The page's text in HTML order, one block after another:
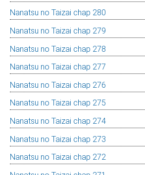
Nanatsu no Taizai chap 280
Nanatsu no Taizai chap 279
Nanatsu no Taizai chap 278
Nanatsu no Taizai chap 277
Nanatsu no Taizai chap 276
Nanatsu no Taizai chap 275
Nanatsu no Taizai chap 274
Nanatsu no Taizai chap 273
Nanatsu no Taizai chap 272